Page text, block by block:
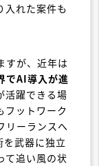
入れた案件も
すが、近年は
でAI導入が進
活躍できる場
フットワーク
リーランスへ
を武器に独立
て追い風の状